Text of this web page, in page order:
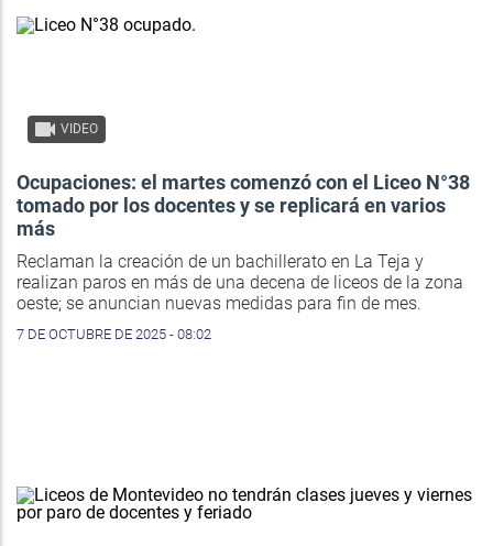
VIDEO
Ocupaciones: el martes comenzó con el Liceo N°38
tomado por los docentes y se replicará en varios
más
Reclaman la creación de un bachillerato en La Teja y
realizan paros en más de una decena de liceos de la zona
oeste; se anuncian nuevas medidas para fin de mes.
7 DE OCTUBRE DE 2025 - 08:02